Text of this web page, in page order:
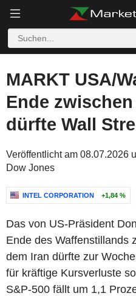
MARKT USA/
Ende
dürfte Wall
Veröffentlicht am 08.07.2026
Dow Jones
INTEL CORPORATION +1,84 %
Das von US-Präsident
Ende des Waffenstillands
dem Iran dürfte zur
für kräftige Kursverluste
S&P-500 fällt um 1,1